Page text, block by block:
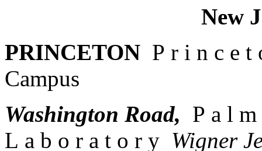
New
PRINCETON P r i n c e
Campus
Washington Road, P a l
L a b o r a t o r y Wigner